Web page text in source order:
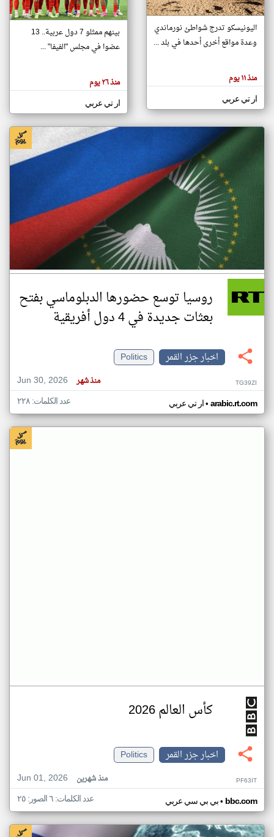
تغيير الدولة
اخبار جزر القمر على مدار الساعة
أهم اخبار جزر القمر العاجلة والمباشرة
هنا عن
وجهة
كاتبيها.
اليونيسكو تدرج شواطئ نورماندي
وعدة مواقع أخرى أحدها في بلد ...
منذ ١١ يوم
ار تي عربي
بينهم ممثلو 7 دول عربية.. 13
عضوا في مجلس "الفيفا" ...
منذ ٢٦ يوم
ار تي عربي
روسيا توسع حضورها الدبلوماسي بفتح
بعثات جديدة في 4 دول أفريقية
اخبار جزر القمر
Politics
Jun 30, 2026
منذ شهر TG39ZI
ار تي عربي• arabic.rt.com عدد الكلمات: ٢٢٨
كأس العالم 2026
اخبار جزر القمر
Politics
Jun 01, 2026
منذ شهرين PF63IT
بي بي سي عربي• bbc.com عدد الكلمات: ٦ الصور: ٢٥
klyoum.com